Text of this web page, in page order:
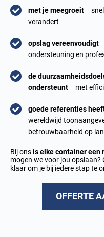
met je meegroeit–
verandert
opslag vereenvoudigt
ondersteuning en
de
ondersteunt– met
goede referenties
wereldwijd
betrouwbaarheid op
Bij onsis elke container een
mogen we voor jou
klaar om je bij iedere stap te
OFFERTE